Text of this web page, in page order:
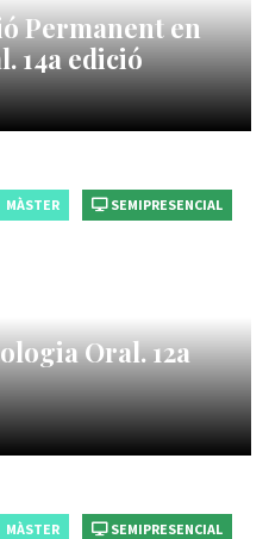
Permanent en
14a edició
MÀSTER SEMIPRESENCIAL
Oral. 12a
MÀSTER SEMIPRESENCIAL